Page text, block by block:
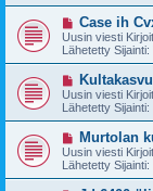
t
e
s
t
U
u
s
i
v
e
s
t
Case ih
Uusin viesti
Lähetetty Sijainti:
U
u
s
i
v
e
s
t
Kultakasvu
Uusin viesti
Lähetetty Sijainti:
U
u
s
i
Murtolan
Uusin viesti
Lähetetty Sijainti: